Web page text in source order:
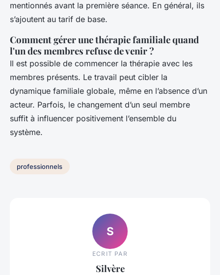
mentionnés avant la première séance. En général, ils
s’ajoutent au tarif de base.
Comment gérer une thérapie familiale quand
l'un des membres refuse de venir ?
Il est possible de commencer la thérapie avec les
membres présents. Le travail peut cibler la
dynamique familiale globale, même en l’absence d’un
acteur. Parfois, le changement d’un seul membre
suffit à influencer positivement l’ensemble du
système.
professionnels
S
ECRIT PAR
Silvère